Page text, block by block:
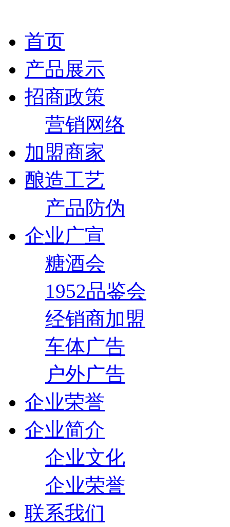
首页
产品展示
招商政策
营销网络
加盟商家
酿造工艺
产品防伪
企业广宣
糖酒会
1952品鉴会
经销商加盟
车体广告
户外广告
企业荣誉
企业简介
企业文化
企业荣誉
联系我们